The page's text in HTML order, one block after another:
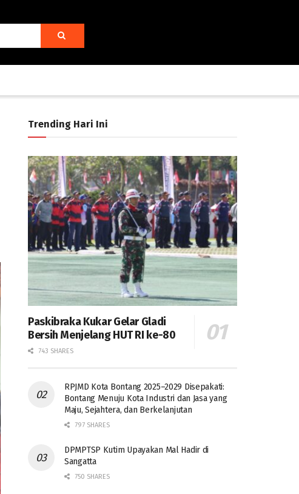
Trending Hari Ini
Paskibraka Kukar Gelar Gladi
Bersih Menjelang HUT RI ke-80
743 SHARES
RPJMD Kota Bontang 2025–2029 Disepakati:
Bontang Menuju Kota Industri dan Jasa yang
Maju, Sejahtera, dan Berkelanjutan
797 SHARES
DPMPTSP Kutim Upayakan Mal Hadir di
Sangatta
750 SHARES